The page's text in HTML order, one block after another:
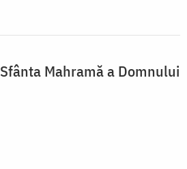
Sfânta Mahramă a Domnului